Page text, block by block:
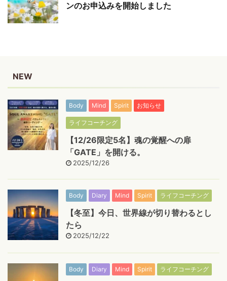
ンのお申込みを開始しました
NEW
Body Mind Spirit お知らせ
ライフコーチング
【12/26限定5名】魂の覚醒への扉
「GATE」を開ける。
2025/12/26
Body Diary Mind Spirit ライフコーチング
【冬至】今日、世界線が切り替わるとし
たら
2025/12/22
Body Diary Mind Spirit ライフコーチング